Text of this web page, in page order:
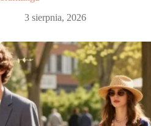
3 sierpnia, 2026